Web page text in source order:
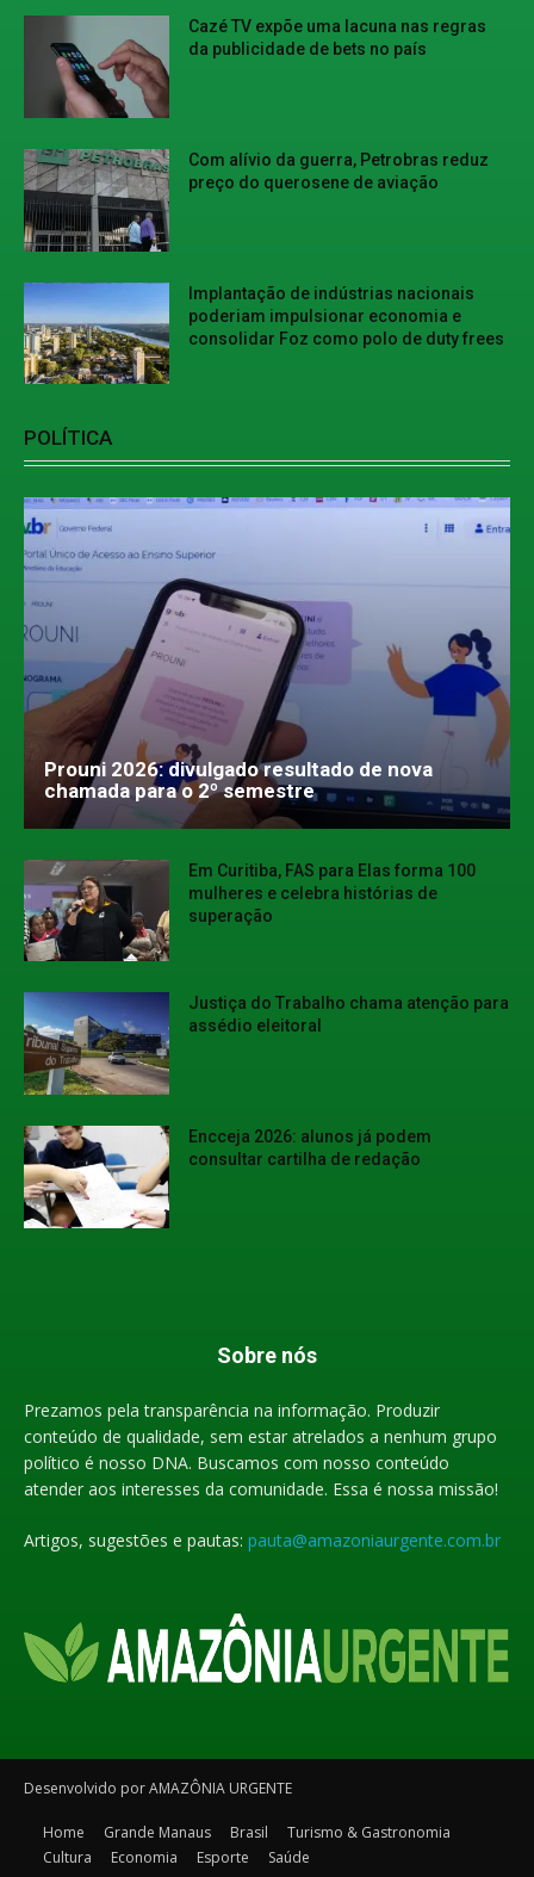
Cazé TV expõe uma lacuna nas regras
da publicidade de bets no país
Com alívio da guerra, Petrobras reduz
preço do querosene de aviação
Implantação de indústrias nacionais
poderiam impulsionar economia e
consolidar Foz como polo de duty frees
POLÍTICA
Prouni 2026: divulgado resultado de nova
chamada para o 2º semestre
Em Curitiba, FAS para Elas forma 100
mulheres e celebra histórias de
superação
Justiça do Trabalho chama atenção para
assédio eleitoral
Encceja 2026: alunos já podem
consultar cartilha de redação
Sobre nós
Prezamos pela transparência na informação. Produzir
conteúdo de qualidade, sem estar atrelados a nenhum grupo
político é nosso DNA. Buscamos com nosso conteúdo
atender aos interesses da comunidade. Essa é nossa missão!
Artigos, sugestões e pautas: pauta@amazoniaurgente.com.br
Desenvolvido por AMAZÔNIA URGENTE
Home Grande Manaus Brasil
Turismo & Gastronomia
Cultura
Economia Esporte Saúde